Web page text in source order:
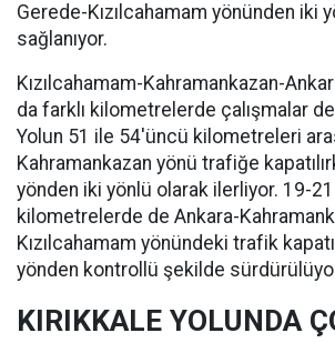
Gerede-Kızılcahamam yönünden iki
sağlanıyor.
Kızılcahamam-Kahramankazan-
da farklı kilometrelerde çalışmalar
Yolun 51 ile 54'üncü kilometreleri
Kahramankazan yönü trafiğe
yönden iki yönlü olarak ilerliyor. 19-
kilometrelerde de Ankara-
Kızılcahamam yönündeki trafik
yönden kontrollü şekilde
KIRIKKALE YOLUNDA